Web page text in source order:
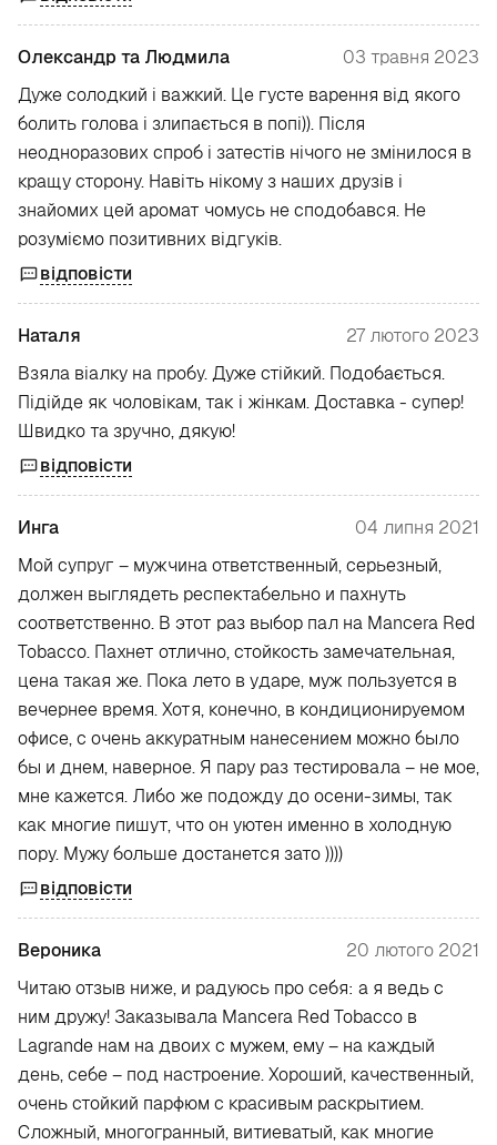
Олександр та Людмила
03 травня 2023
Дуже солодкий і важкий. Це густе варення від якого
болить голова і злипається в попі)). Після
неодноразових спроб і затестів нічого не змінилося в
кращу сторону. Навіть нікому з наших друзів і
знайомих цей аромат чомусь не сподобався. Не
розуміємо позитивних відгуків.
відповісти
Наталя
27 лютого 2023
Взяла віалку на пробу. Дуже стійкий. Подобається.
Підійде як чоловікам, так і жінкам. Доставка - супер!
Швидко та зручно, дякую!
відповісти
Инга
04 липня 2021
Мой супруг – мужчина ответственный, серьезный,
должен выглядеть респектабельно и пахнуть
соответственно. В этот раз выбор пал на Mancera Red
Tobacco. Пахнет отлично, стойкость замечательная,
цена такая же. Пока лето в ударе, муж пользуется в
вечернее время. Хотя, конечно, в кондиционируемом
офисе, с очень аккуратным нанесением можно было
бы и днем, наверное. Я пару раз тестировала – не мое,
мне кажется. Либо же подожду до осени-зимы, так
как многие пишут, что он уютен именно в холодную
пору. Мужу больше достанется зато ))))
відповісти
Вероника
20 лютого 2021
Читаю отзыв ниже, и радуюсь про себя: а я ведь с
ним дружу! Заказывала Mancera Red Tobacco в
Lagrande нам на двоих с мужем, ему – на каждый
день, себе – под настроение. Хороший, качественный,
очень стойкий парфюм с красивым раскрытием.
Сложный, многогранный, витиеватый, как многие